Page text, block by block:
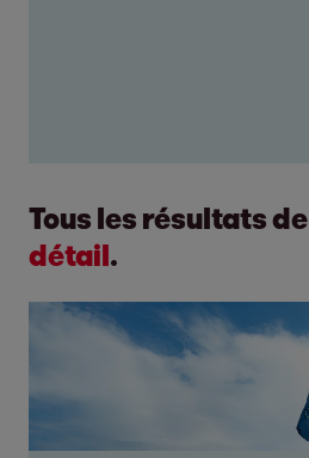
Tous les résultats de
détail.